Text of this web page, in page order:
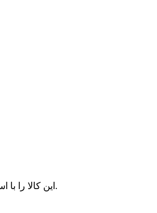
این کالا را با استفاده از کلمات کوتاه و ساده توضیح دهید.